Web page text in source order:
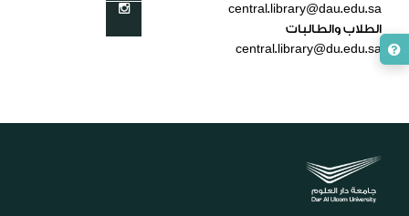
central.library@dau.edu.sa
الطلاب والطالبات
central.library@du.edu.sa